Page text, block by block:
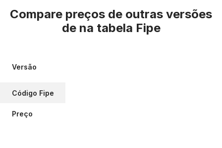
Compare preços de outras versões
de na tabela Fipe
Versão
Código Fipe
Preço